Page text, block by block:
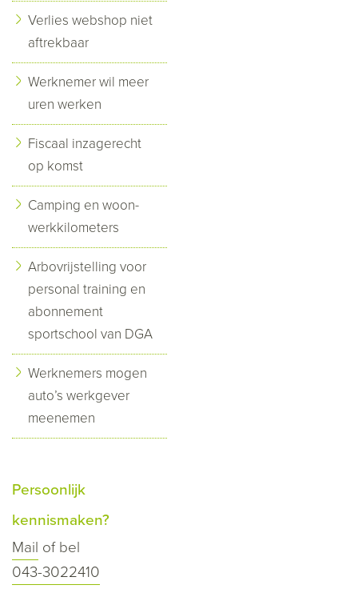
Verlies webshop niet
aftrekbaar
Werknemer wil meer
uren werken
Fiscaal inzagerecht
op komst
Camping en woon-
werkkilometers
Arbovrijstelling voor
personal training en
abonnement
sportschool van DGA
Werknemers mogen
auto’s werkgever
meenemen
Persoonlijk
kennismaken?
Mail of bel
043-3022410